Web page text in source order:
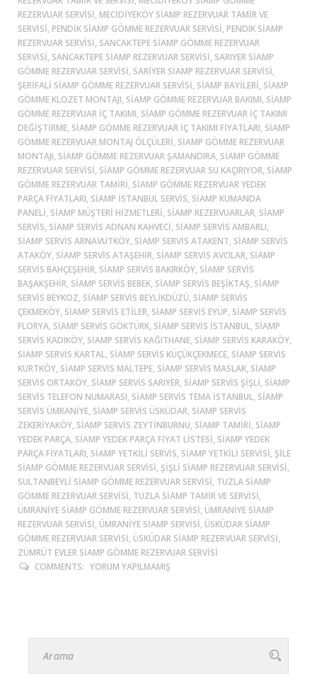
REZERVUAR SERVISI, MECIDIYEKÖY SIAMP REZERVUAR TAMIR VE
SERVISI, PENDIK SIAMP GÖMME REZERVUAR SERVISI, PENDIK SIAMP
REZERVUAR SERVISI, SANCAKTEPE SIAMP GÖMME REZERVUAR
SERVISI, SANCAKTEPE SIAMP REZERVUAR SERVISI, SARIYER SIAMP
GÖMME REZERVUAR SERVISI, SARIYER SIAMP REZERVUAR SERVISI,
ŞERIFALI SIAMP GÖMME REZERVUAR SERVISI, SIAMP BAYILERI, SIAMP
GÖMME KLOZET MONTAJI, SIAMP GÖMME REZERVUAR BAKIMI, SIAMP
GÖMME REZERVUAR İÇ TAKIMI, SIAMP GÖMME REZERVUAR İÇ TAKIMI
DEĞIŞTIRME, SIAMP GÖMME REZERVUAR İÇ TAKIMI FIYATLARI, SIAMP
GÖMME REZERVUAR MONTAJ ÖLÇÜLERI, SIAMP GÖMME REZERVUAR
MONTAJI, SIAMP GÖMME REZERVUAR ŞAMANDIRA, SIAMP GÖMME
REZERVUAR SERVISI, SIAMP GÖMME REZERVUAR SU KAÇIRIYOR, SIAMP
GÖMME REZERVUAR TAMIRI, SIAMP GÖMME REZERVUAR YEDEK
PARÇA FIYATLARI, SIAMP ISTANBUL SERVIS, SIAMP KUMANDA
PANELI, SIAMP MÜŞTERI HIZMETLERI, SIAMP REZERVUARLAR, SIAMP
SERVIS, SIAMP SERVIS ADNAN KAHVECI, SIAMP SERVIS AMBARLI,
SIAMP SERVIS ARNAVUTKÖY, SIAMP SERVIS ATAKENT, SIAMP SERVIS
ATAKÖY, SIAMP SERVIS ATAŞEHIR, SIAMP SERVIS AVCILAR, SIAMP
SERVIS BAHÇEŞEHIR, SIAMP SERVIS BAKIRKÖY, SIAMP SERVIS
BAŞAKŞEHIR, SIAMP SERVIS BEBEK, SIAMP SERVIS BEŞIKTAŞ, SIAMP
SERVIS BEYKOZ, SIAMP SERVIS BEYLIKDÜZÜ, SIAMP SERVIS
ÇEKMEKÖY, SIAMP SERVIS ETILER, SIAMP SERVIS EYÜP, SIAMP SERVIS
FLORYA, SIAMP SERVIS GÖKTÜRK, SIAMP SERVIS ISTANBUL, SIAMP
SERVIS KADIKÖY, SIAMP SERVIS KAĞITHANE, SIAMP SERVIS KARAKÖY,
SIAMP SERVIS KARTAL, SIAMP SERVIS KÜÇÜKÇEKMECE, SIAMP SERVIS
KURTKÖY, SIAMP SERVIS MALTEPE, SIAMP SERVIS MASLAK, SIAMP
SERVIS ORTAKÖY, SIAMP SERVIS SARIYER, SIAMP SERVIS ŞIŞLI, SIAMP
SERVIS TELEFON NUMARASI, SIAMP SERVIS TEMA ISTANBUL, SIAMP
SERVIS ÜMRANIYE, SIAMP SERVIS ÜSKÜDAR, SIAMP SERVIS
ZEKERIYAKÖY, SIAMP SERVIS ZEYTINBURNU, SIAMP TAMIRI, SIAMP
YEDEK PARÇA, SIAMP YEDEK PARÇA FIYAT LISTESI, SIAMP YEDEK
PARÇA FIYATLARI, SIAMP YETKILI SERVIS, SIAMP YETKILI SERVISI, ŞİLE
SIAMP GÖMME REZERVUAR SERVISI, ŞIŞLI SIAMP REZERVUAR SERVISI,
SULTANBEYLİ SIAMP GÖMME REZERVUAR SERVISI, TUZLA SIAMP
GÖMME REZERVUAR SERVISI, TUZLA SIAMP TAMIR VE SERVISI,
ÜMRANIYE SIAMP GÖMME REZERVUAR SERVISI, ÜMRANIYE SIAMP
REZERVUAR SERVISI, ÜMRANIYE SIAMP SERVISI, ÜSKÜDAR SIAMP
GÖMME REZERVUAR SERVISI, ÜSKÜDAR SIAMP REZERVUAR SERVISI,
ZÜMRÜT EVLER SIAMP GÖMME REZERVUAR SERVISI
COMMENTS: YORUM YAPILMAMIŞ